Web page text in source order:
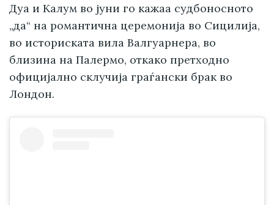
Дуа и Калум во јуни го кажаа судбоносното
„да“ на романтична церемонија во Сицилија,
во историската вила Валгуарнера, во
близина на Палермо, откако претходно
официјално склучија граѓански брак во
Лондон.